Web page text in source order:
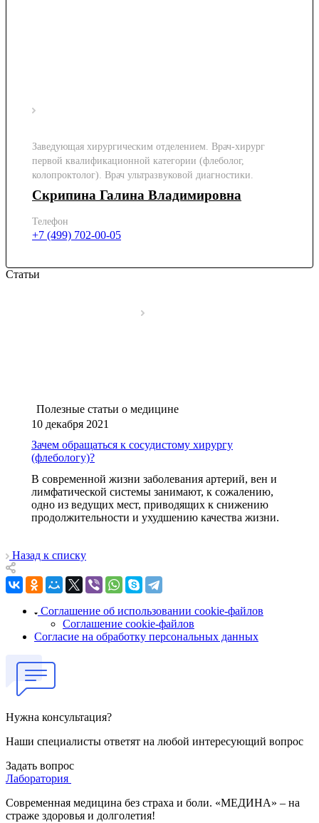
Заведующая хирургическим отделением. Врач-хирург
первой квалификационной категории (флеболог,
колопроктолог). Врач ультразвуковой диагностики.
Скрипина Галина Владимировна
Телефон
+7 (499) 702-00-05
Статьи
Полезные статьи о медицине
10 декабря 2021
Зачем обращаться к сосудистому хирургу
(флебологу)?
В современной жизни заболевания артерий, вен и
лимфатической системы занимают, к сожалению,
одно из ведущих мест, приводящих к снижению
продолжительности и ухудшению качества жизни.
Назад к списку
Соглашение об использовании cookie-файлов
Соглашение cookie-файлов
Согласие на обработку персональных данных
Нужна консультация?
Наши специалисты ответят на любой интересующий вопрос
Задать вопрос
Лаборатория
Современная медицина без страха и боли. «МЕДИНА» – на
страже здоровья и долголетия!